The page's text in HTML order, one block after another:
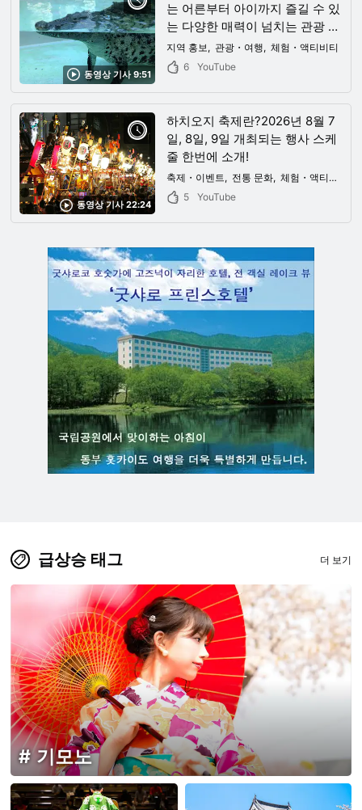
동영상 기사 9:51
는 어른부터 아이까지 즐길 수 있
는 다양한 매력이 넘치는 관광 명
소! 밤하늘에 펼쳐진 만점의 밤하
늘은 시간이 멈춘 것처럼 느껴지
지역 홍보 관광・여행
체험・액티비티
6
YouTube
동영상 기사 22:24
하치오지 축제란?2026년 8월 7
일, 8일, 9일 개최되는 행사 스케
줄 한번에 소개!
축제・이벤트 전통 문화
체험・액티비티
5
YouTube
급상승 태그 더 보기
기모노